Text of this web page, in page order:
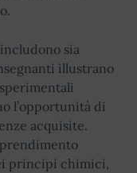
sia
illustrano
l’opportunità di
acquisite.
principi chimici,